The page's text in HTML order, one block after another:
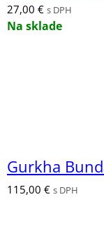
27,00 € s DPH
Na sklade
Gurkha
115,00 € s DPH